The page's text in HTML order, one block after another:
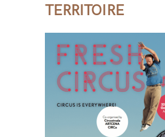
TERRITOIRE